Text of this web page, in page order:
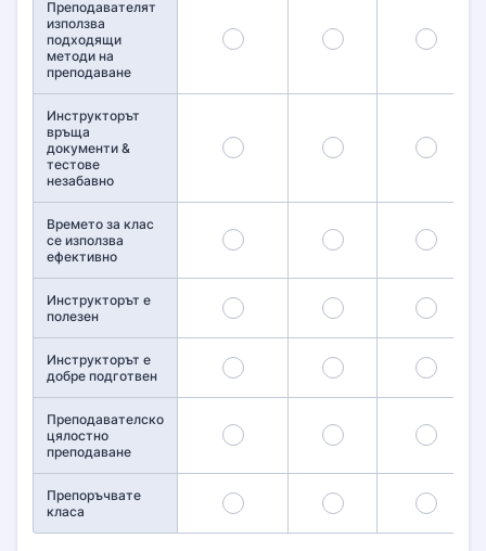
Преподавателят
използва
подходящи
методи на
преподаване
26 27 28
Инструкторът
връща
документи &
тестове
незабавно
31 32 33
Времето за клас
се използва
ефективно
36 37 38
Инструкторът е
полезен
41 42 43
Инструкторът е
добре подготвен
46 47 48
Преподавателско
цялостно
преподаване
51 52 53
Препоръчвате
класа
56 57 58